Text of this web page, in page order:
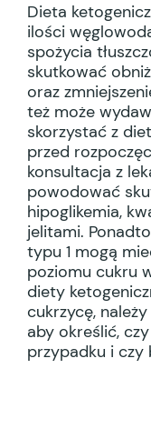
Dieta
ilości
spożycia
skutkować
oraz
też może
skorzystać z
przed
konsultacja z
powodować
hipoglikemia,
jelitami.
typu 1 mogą
poziomu cukru
diety
cukrzycę,
aby określić,
przypadku i czy